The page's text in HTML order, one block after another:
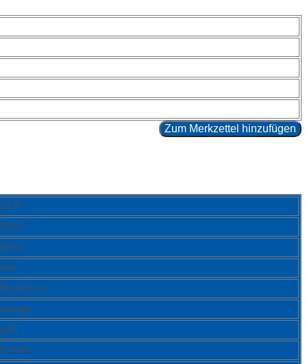
Zum Merkzettel hinzufügen
25 W
230 V
B22d
nein
Birnenform
sonstige
grün
65 mm